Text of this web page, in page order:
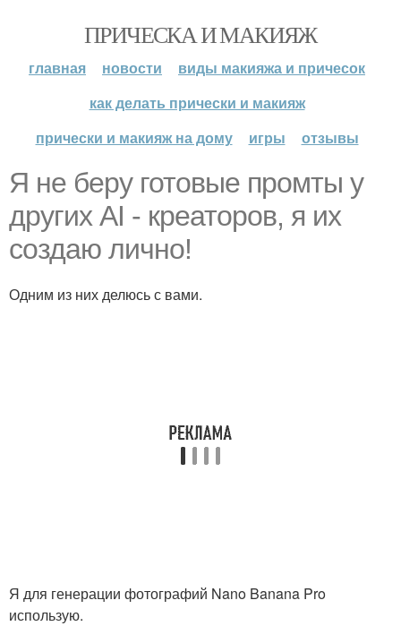
ПРИЧЕСКА И МАКИЯЖ
главная новости
виды макияжа и причесок
как делать прически и макияж
прически и макияж на дому
игры отзывы
Я не беру готовые промты у
других AI - креаторов, я их
создаю лично!
Одним из них делюсь с вами.
Я для генерации фотографий Nano Banana Pro
использую.